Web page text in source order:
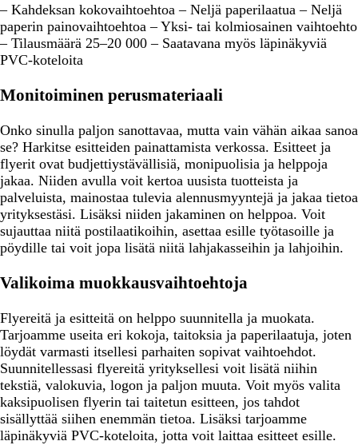
– Kahdeksan kokovaihtoehtoa – Neljä paperilaatua – Neljä
paperin painovaihtoehtoa – Yksi- tai kolmiosainen vaihtoehto
– Tilausmäärä 25–20 000 – Saatavana myös läpinäkyviä
PVC-koteloita
Monitoiminen perusmateriaali
Onko sinulla paljon sanottavaa, mutta vain vähän aikaa sanoa
se? Harkitse esitteiden painattamista verkossa. Esitteet ja
flyerit ovat budjettiystävällisiä, monipuolisia ja helppoja
jakaa. Niiden avulla voit kertoa uusista tuotteista ja
palveluista, mainostaa tulevia alennusmyyntejä ja jakaa tietoa
yrityksestäsi. Lisäksi niiden jakaminen on helppoa. Voit
sujauttaa niitä postilaatikoihin, asettaa esille työtasoille ja
pöydille tai voit jopa lisätä niitä lahjakasseihin ja lahjoihin.
Valikoima muokkausvaihtoehtoja
Flyereitä ja esitteitä on helppo suunnitella ja muokata.
Tarjoamme useita eri kokoja, taitoksia ja paperilaatuja, joten
löydät varmasti itsellesi parhaiten sopivat vaihtoehdot.
Suunnitellessasi flyereitä yrityksellesi voit lisätä niihin
tekstiä, valokuvia, logon ja paljon muuta. Voit myös valita
kaksipuolisen flyerin tai taitetun esitteen, jos tahdot
sisällyttää siihen enemmän tietoa. Lisäksi tarjoamme
läpinäkyviä PVC-koteloita, jotta voit laittaa esitteet esille.